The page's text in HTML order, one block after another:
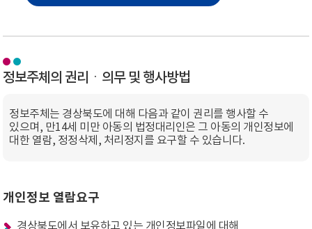
정보주체의 권리ㆍ의무 및 행사방법
정보주체는 경상북도에 대해 다음과 같이 권리를 행사할 수
있으며, 만14세 미만 아동의 법정대리인은 그 아동의 개인정보에
대한 열람, 정정삭제, 처리정지를 요구할 수 있습니다.
개인정보 열람요구
경상북도에서 보유하고 있는 개인정보파일에 대해